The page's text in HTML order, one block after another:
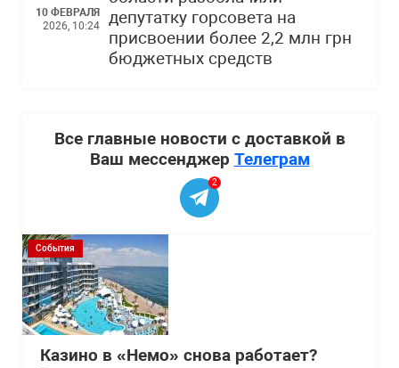
10 ФЕВРАЛЯ
2026, 10:24
депутатку горсовета на
присвоении более 2,2 млн грн
бюджетных средств
Все главные новости с доставкой в
Ваш мессенджер Телеграм
2
События
Казино в «Немо» снова работает?